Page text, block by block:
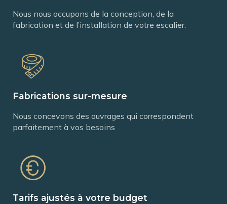
Nous nous occupons de la conception, de la
fabrication et de l’installation de votre escalier.
Fabrications sur-mesure
Nous concevons des ouvrages qui correspondent
parfaitement à vos besoins
Tarifs ajustés à votre budget